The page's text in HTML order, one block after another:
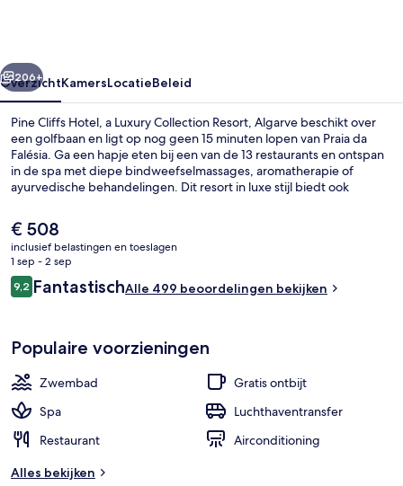
Resort,
Algarve
Volgende
206+
OverzichtKamersLocatieBeleid
Pine Cliffs Hotel, a Luxury Collection Resort, Algarve beschikt over
een golfbaan en ligt op nog geen 15 minuten lopen van Praia da
Falésia. Ga een hapje eten bij een van de 13 restaurants en ontspan
in de spa met diepe bindweefselmassages, aromatherapie of
ayurvedische behandelingen. Dit resort in luxe stijl biedt ook
een strandbar.
De
huidige
prijs
is
€ 508
€ 508
inclusief belastingen en toeslagen
1 sep - 2 sep
Beoordelingen
9,29,2 op 10 –
FantastischAlle 499 beoordelingen bekijken
Populaire voorzieningen
Zwembad
Gratis ontbijt
Spa
Luchthaventransfer
Restaurant
Airconditioning
Alles bekijken